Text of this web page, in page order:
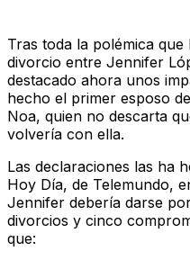
Tras toda la polémica
divorcio entre Jennifer
destacado ahora unos
hecho el primer esposo
Noa, quien no descarta
volvería con ella.
Las declaraciones las ha
Hoy Día, de Telemundo,
Jennifer debería darse
divorcios y cinco
que: